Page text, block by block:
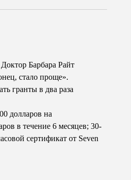
Барбара Райт
стало проще».
гранты в два раза
долларов на
в течение 6 месяцев; 30-
сертификат от Seven